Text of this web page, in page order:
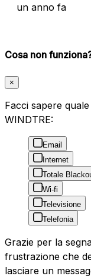
un anno fa
Cosa non
×
Facci sapere
WINDTRE:
Email
Internet
Totale
Wi-fi
Televisione
Telefonia
Grazie per la
frustrazione che
lasciare un